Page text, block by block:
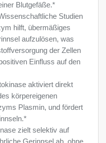
Blutgefäße.*
Studien
hilft, übermäßiges
aufzulösen, was
der Zellen
Einfluss auf den
aktiviert direkt
körpereigenen
Plasmin, und fördert
zielt selektiv auf
Gerinnsel ab, ohne